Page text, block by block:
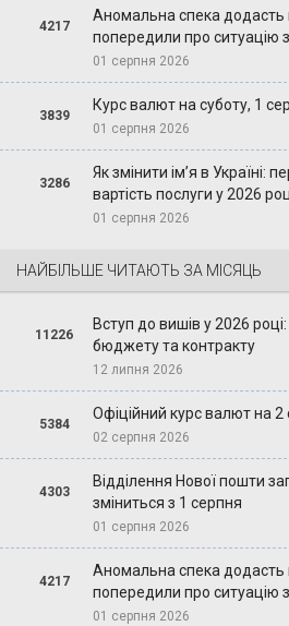
4217
Аномальна спека додасть
попередили про ситуацію
01 серпня 2026
3839
Курс валют на суботу, 1
01 серпня 2026
3286
Як змінити ім’я в Україні:
вартість послуги у 2026
01 серпня 2026
НАЙБІЛЬШЕ ЧИТАЮТЬ ЗА МІСЯЦЬ
11226
Вступ до вишів у 2026
бюджету та контракту
12 липня 2026
5384
Офіційний курс валют на
02 серпня 2026
4303
Відділення Нової пошти
зміниться з 1 серпня
01 серпня 2026
4217
Аномальна спека додасть
попередили про ситуацію
01 серпня 2026